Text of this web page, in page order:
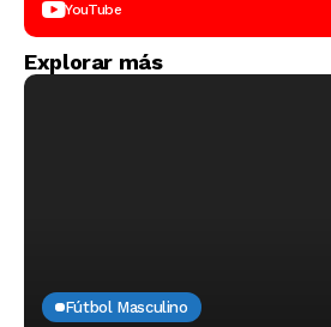
YouTube
Explorar más
Fútbol Masculino